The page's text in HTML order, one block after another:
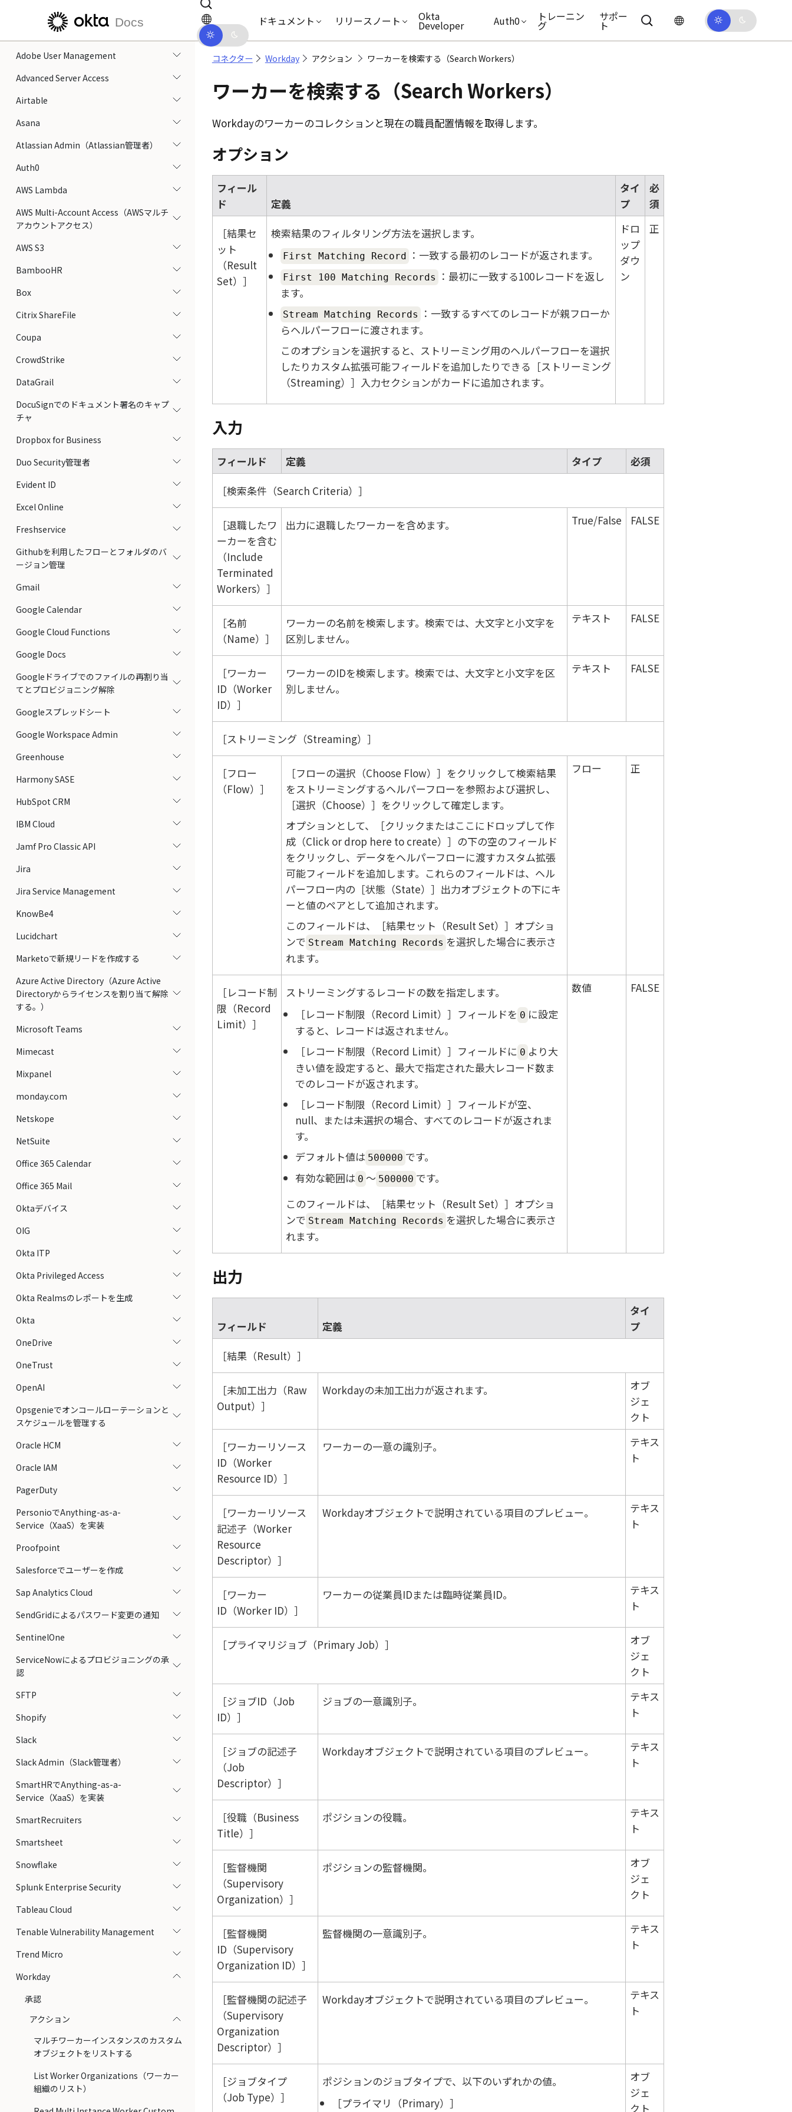
メインコンテンツにスキップ ドキュメントナビゲーションにスキップ
Docs ドキュメント リリースノート Okta
Developer Auth0 トレーニン
グ
サポー
ト
統合ビルダー
Adobe User Management
Advanced Server Access
Airtable
Asana
Atlassian Admin（Atlassian管理者）
Auth0
AWS Lambda
AWS Multi-Account Access（AWSマルチ
アカウントアクセス）
AWS S3
BambooHR
Box
Citrix ShareFile
Coupa
CrowdStrike
DataGrail
DocuSignでのドキュメント署名のキャプ
チャ
Dropbox for Business
Duo Security管理者
Evident ID
Excel Online
Freshservice
Githubを利用したフローとフォルダのバ
ージョン管理
Gmail
Google Calendar
Google Cloud Functions
Google Docs
Googleドライブでのファイルの再割り当
てとプロビジョニング解除
Googleスプレッドシート
Google Workspace Admin
Greenhouse
Harmony SASE
HubSpot CRM
IBM Cloud
Jamf Pro Classic API
Jira
Jira Service Management
KnowBe4
Lucidchart
Marketoで新規リードを作成する
Azure Active Directory（Azure Active
Directoryからライセンスを割り当て解除
する。）
Microsoft Teams
Mimecast
Mixpanel
monday.com
Netskope
NetSuite
Office 365 Calendar
Office 365 Mail
Oktaデバイス
OIG
Okta ITP
Okta Privileged Access
Okta Realmsのレポートを生成
Okta
OneDrive
OneTrust
OpenAI
Opsgenieでオンコールローテーションと
スケジュールを管理する
Oracle HCM
Oracle IAM
PagerDuty
PersonioでAnything-as-a-
Service（XaaS）を実装
Proofpoint
Salesforceでユーザーを作成
Sap Analytics Cloud
SendGridによるパスワード変更の通知
SentinelOne
ServiceNowによるプロビジョニングの承
認
SFTP
Shopify
Slack
Slack Admin（Slack管理者）
SmartHRでAnything-as-a-
Service（XaaS）を実装
SmartRecruiters
Smartsheet
Snowflake
Splunk Enterprise Security
Tableau Cloud
Tenable Vulnerability Management
Trend Micro
Workday
承認
アクション
マルチワーカーインスタンスのカスタム
オブジェクトをリストする
List Worker Organizations（ワーカー
組織のリスト）
コネクター Workday アクション ワーカーを検索する（Search Workers）
ワーカーを検索する（Search Workers）
Workdayのワーカーのコレクションと現在の職員配置情報を取得します。
オプション
フィール
ド
定義
タイ
プ
必
須
結果セ
ット
（Result
Set）
検索結果のフィルタリング方法を選択します。
First Matching Record ：一致する最初のレコードが返されます。
First 100 Matching Records
：最初に一致する100レコードを返し
ます。
Stream Matching Records
：一致するすべてのレコードが親フローか
らヘルパーフローに渡されます。
このオプションを選択すると、ストリーミング用のヘルパーフローを選択
したりカスタム拡張可能フィールドを追加したりできる
ストリーミング
（Streaming）
入力セクションがカードに追加されます。
ドロ
ップ
ダウ
ン
正
入力
フィールド 定義 タイプ
必須
検索条件（Search Criteria）
退職したワ
ーカーを含む
（Include
Terminated
Workers）
出力に退職したワーカーを含めます。 True/False FALSE
名前
（Name）
ワーカーの名前を検索します。検索では、大文字と小文字を
区別しません。
テキスト FALSE
ワーカー
ID（Worker
ID）
ワーカーのIDを検索します。検索では、大文字と小文字を区
別しません。
テキスト FALSE
ストリーミング（Streaming）
フロー
（Flow）
フローの選択（Choose Flow）
をクリックして検索結果
をストリーミングするヘルパーフローを参照および選択し、
選択（Choose）
をクリックして確定します。
オプションとして、
クリックまたはここにドロップして作
成（Click or drop here to create）
の下の空のフィールド
をクリックし、データをヘルパーフローに渡すカスタム拡張
可能フィールドを追加します。これらのフィールドは、ヘル
パーフロー内の
状態（State）
出力オブジェクトの下にキ
ーと値のペアとして追加されます。
このフィールドは、
結果セット（Result Set）
オプショ
ンで Stream Matching Records を選択した場合に表示さ
れます。
フロー 正
レコード制
限（Record
Limit）
ストリーミングするレコードの数を指定します。
レコード制限（Record Limit）
フィールドを 0 に設定
すると、レコードは返されません。
レコード制限（Record Limit）
フィールドに 0 より大
きい値を設定すると、最大で指定された最大レコード数ま
でのレコードが返されます。
レコード制限（Record Limit）
フィールドが空、
null、または未選択の場合、すべてのレコードが返されま
す。
デフォルト値は 500000 です。
有効な範囲は 0 ～ 500000 です。
このフィールドは、
結果セット（Result Set）
オプショ
ンで Stream Matching Records を選択した場合に表示さ
れます。
数値 FALSE
出力
フィールド 定義
タイ
プ
結果（Result）
未加工出力（Raw
Output）
Workdayの未加工出力が返されます。
オブ
ジェ
クト
ワーカーリソース
ID（Worker
Resource ID）
ワーカーの一意の識別子。
テキス
ト
ワーカーリソース
記述子（Worker
Resource
Descriptor）
Workdayオブジェクトで説明されている項目のプレビュー。
テキス
ト
ワーカー
ID（Worker ID）
ワーカーの従業員IDまたは臨時従業員ID。
テキス
ト
プライマリジョブ（Primary Job）
オブ
ジェ
クト
ジョブID（Job
ID）
ジョブの一意識別子。
テキス
ト
ジョブの記述子
（Job
Descriptor）
Workdayオブジェクトで説明されている項目のプレビュー。
テキス
ト
役職（Business
Title）
ポジションの役職。
テキス
ト
監督機関
（Supervisory
Organization）
ポジションの監督機関。
オブ
ジェ
クト
監督機関
ID（Supervisory
Organization ID）
監督機関の一意識別子。
テキス
ト
監督機関の記述子
（Supervisory
Organization
Descriptor）
Workdayオブジェクトで説明されている項目のプレビュー。
テキス
ト
ジョブタイプ
（Job Type）
ポジションのジョブタイプで、以下のいずれかの値。
プライマリ（Primary）
オブ
ジェ
クト